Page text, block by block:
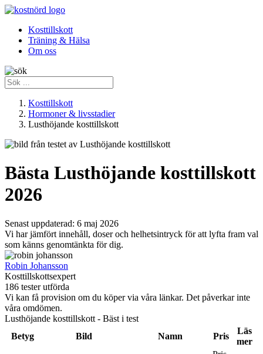
Kosttillskott
Träning & Hälsa
Om oss
Kosttillskott
Hormoner & livsstadier
Lusthöjande kosttillskott
Bästa Lusthöjande kosttillskott
2026
Senast uppdaterad: 6 maj 2026
Vi har jämfört innehåll, doser och helhetsintryck för att lyfta fram val
som känns genomtänkta för dig.
Robin Johansson
Kosttillskottsexpert
186 tester utförda
Vi kan få provision om du köper via våra länkar. Det påverkar inte
våra omdömen.
Lusthöjande kosttillskott - Bäst i test
Betyg
Bild Namn Pris
Läs
mer